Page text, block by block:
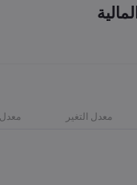
معدل التغير معدل